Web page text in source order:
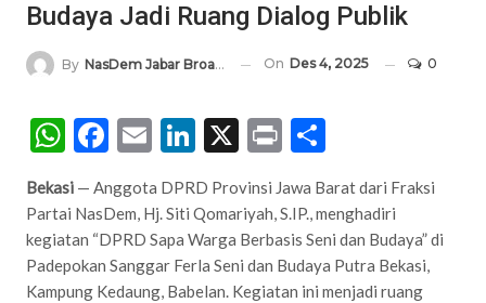
Budaya Jadi Ruang Dialog Publik
By NasDem Jabar Broadcasting Network On Des 4, 2025 0
WhatsApp
Facebook
EmailLinkedIn
X Print
Bekasi — Anggota DPRD Provinsi Jawa Barat dari Fraksi
Partai NasDem, Hj. Siti Qomariyah, S.IP., menghadiri
kegiatan “DPRD Sapa Warga Berbasis Seni dan Budaya” di
Padepokan Sanggar Ferla Seni dan Budaya Putra Bekasi,
Kampung Kedaung, Babelan. Kegiatan ini menjadi ruang